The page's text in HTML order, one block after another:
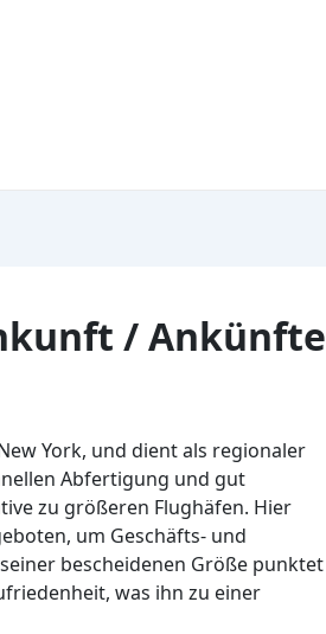
/ Ankünfte
York, und dient als regionaler
Abfertigung und gut
zu größeren Flughäfen. Hier
um Geschäfts- und
bescheidenen Größe punktet
was ihn zu einer